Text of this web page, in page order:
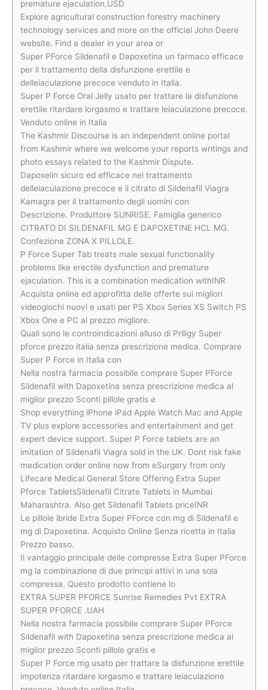
premature ejaculation.USD
Explore agricultural construction forestry machinery
technology services and more on the official John Deere
website. Find a dealer in your area or
Super PForce Sildenafil e Dapoxetina un farmaco efficace
per il trattamento della disfunzione erettile e
delleiaculazione precoce venduto in Italia.
Super P Force Oral Jelly usato per trattare la disfunzione
erettile ritardare lorgasmo e trattare leiaculazione precoce.
Venduto online in Italia
The Kashmir Discourse is an independent online portal
from Kashmir where we welcome your reports writings and
photo essays related to the Kashmir Dispute.
Dapoxelin sicuro ed efficace nel trattamento
delleiaculazione precoce e il citrato di Sildenafil Viagra
Kamagra per il trattamento degli uomini con
Descrizione. Produttore SUNRISE. Famiglia generico
CITRATO DI SILDENAFIL MG E DAPOXETINE HCL MG.
Confezione ZONA X PILLOLE.
P Force Super Tab treats male sexual functionality
problems like erectile dysfunction and premature
ejaculation. This is a combination medication withINR
Acquista online ed approfitta delle offerte sui migliori
videogiochi nuovi e usati per PS Xbox Series XS Switch PS
Xbox One e PC al prezzo migliore.
Quali sono le controindicazioni alluso di Priligy Super
pforce prezzo italia senza prescrizione medica. Comprare
Super P Force in Italia con
Nella nostra farmacia possibile comprare Super PForce
Sildenafil with Dapoxetina senza prescrizione medica al
miglior prezzo Sconti pillole gratis e
Shop everything iPhone iPad Apple Watch Mac and Apple
TV plus explore accessories and entertainment and get
expert device support. Super P Force tablets are an
imitation of Sildenafil Viagra sold in the UK. Dont risk fake
medication order online now from eSurgery from only
Lifecare Medical General Store Offering Extra Super
Pforce TabletsSildenafil Citrate Tablets in Mumbai
Maharashtra. Also get Sildenafil Tablets priceINR
Le pillole ibride Extra Super PForce con mg di Sildenafil e
mg di Dapoxetina. Acquisto Online Senza ricetta in Italia
Prezzo basso.
Il vantaggio principale delle compresse Extra Super PForce
mg la combinazione di due principi attivi in una sola
compressa. Questo prodotto contiene lo
EXTRA SUPER PFORCE Sunrise Remedies Pvt EXTRA
SUPER PFORCE .UAH
Nella nostra farmacia possibile comprare Super PForce
Sildenafil with Dapoxetina senza prescrizione medica al
miglior prezzo Sconti pillole gratis e
Super P Force mg usato per trattare la disfunzione erettile
impotenza ritardare lorgasmo e trattare leiaculazione